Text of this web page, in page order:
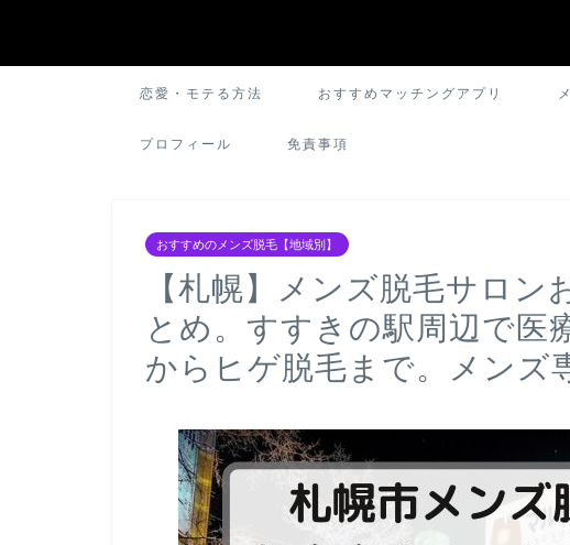
恋愛・モテる方法 おすすめマッチングアプリ
プロフィール 免責事項
おすすめのメンズ脱毛【地域別】
【札幌】メンズ脱毛サロン
とめ。すすきの駅周辺で医
からヒゲ脱毛まで。メンズ